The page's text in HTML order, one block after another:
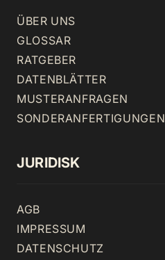
ÜBER UNS
GLOSSAR
RATGEBER
DATENBLÄTTER
MUSTERANFRAGEN
SONDERANFERTIGUNGEN
JURIDISK
AGB
IMPRESSUM
DATENSCHUTZ